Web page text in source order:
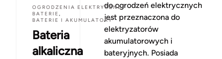
OGRODZENIA ELEKTRYCZNE,
BATERIE ,
BATERIE I AKUMULATORY
Bateria
alkaliczna
do ogrodzeń elektrycznych
jest przeznaczona do
elektryzatorów
akumulatorowych i
bateryjnych. Posiada